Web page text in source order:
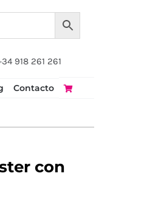
918 261 261
Contacto
con